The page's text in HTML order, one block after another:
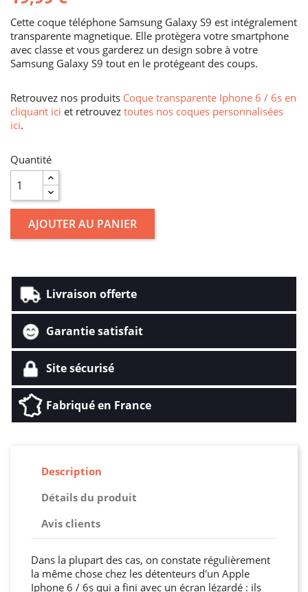
Cette coque téléphone Samsung Galaxy S9 est intégralement
transparente magnetique. Elle protègera votre smartphone
avec classe et vous garderez un design sobre à votre
Samsung Galaxy S9 tout en le protégeant des coups.
Retrouvez nos produits Coque transparente Iphone 6 / 6s en
cliquant ici et retrouvez toutes nos coques personnalisées
ici.
Quantité
AJOUTER AU PANIER
Livraison offerte
Garantie satisfait
Site sécurisé
Fabriqué en France
Description
Détails du produit
Avis clients
Dans la plupart des cas, on constate régulièrement
la même chose chez les détenteurs d'un Apple
Iphone 6 / 6s qui a fini avec un écran lézardé : ils